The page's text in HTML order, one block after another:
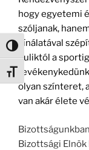
Nagy kontraszt
Betűméret váltása
hogy egyetemi
szóljanak,
kínálatával
buliktól a
olyan színteret,
van akár élete
Bizottsági